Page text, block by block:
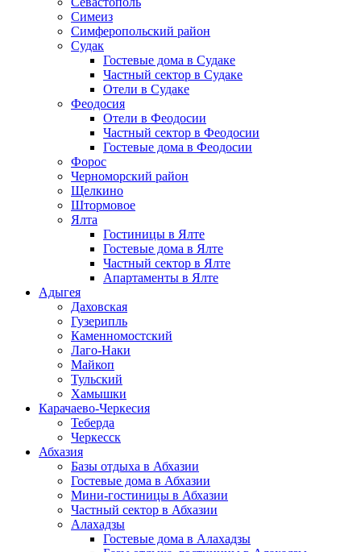
Симеиз
Симферопольский район
Судак
Гостевые дома в Судаке
Частный сектор в Судаке
Отели в Судаке
Феодосия
Отели в Феодосии
Частный сектор в Феодосии
Гостевые дома в Феодосии
Форос
Черноморский район
Щелкино
Штормовое
Ялта
Гостиницы в Ялте
Гостевые дома в Ялте
Частный сектор в Ялте
Апартаменты в Ялте
Адыгея
Даховская
Гузерипль
Каменномостский
Лаго-Наки
Майкоп
Тульский
Хамышки
Карачаево-Черкесия
Теберда
Черкесск
Абхазия
Базы отдыха в Абхазии
Гостевые дома в Абхазии
Мини-гостиницы в Абхазии
Частный сектор в Абхазии
Алахадзы
Гостевые дома в Алахадзы